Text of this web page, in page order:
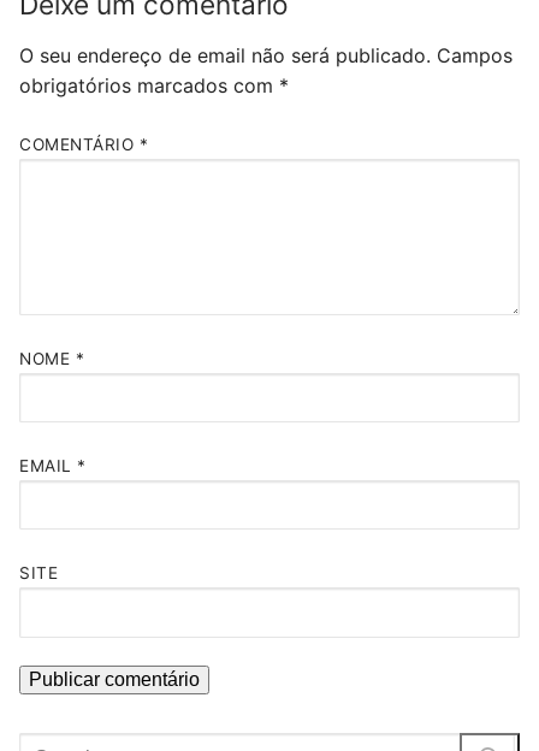
O seu endereço de email não será publicado. Campos
obrigatórios marcados com *
COMENTÁRIO *
NOME *
EMAIL *
SITE